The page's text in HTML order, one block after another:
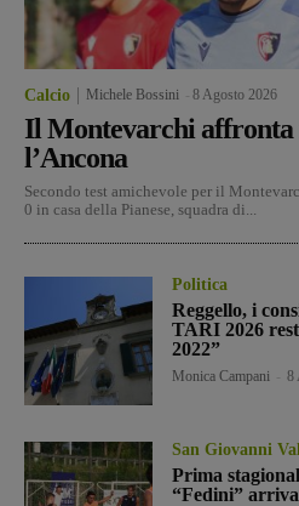
Calcio Michele Bossini 8 Agosto 2026
Il Montevarchi affronta
l’Ancona
Secondo test amichevole per il
0 in casa della Pianese, squadra di...
Politica
Reggello, i
TARI 2026
2022”
Monica Campani 8
San Giovanni
Prima
“Fedini”